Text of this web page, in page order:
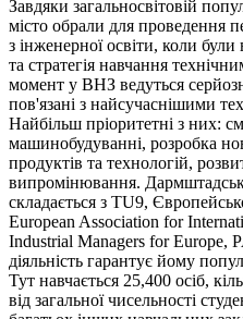
Завдяки загальносвітовій
місто обрали для проведення
з інженерної освіти, коли
та стратегія навчання
момент у ВНЗ ведуться
пов'язані з найсучаснішими
Найбільш пріоритетні з них:
машинобудуванні, розробка
продуктів та технологій,
випромінювання.
складається з TU9,
European Association for
Industrial Managers for Europe,
діяльність гарантує йому
Тут навчається 25,400 осіб,
від загальної чисельності